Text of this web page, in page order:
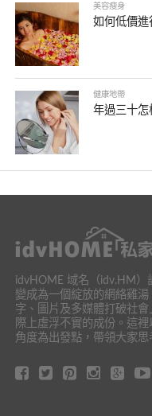
美容瘦身
如何低價進
健康地帶
年過三十怎
idvHOME 域名（idv.HM）
變成為一個綻放的網絡雞
字、圖片及多媒體打破社
際上虛浮不實的成份。這
角度為出發點，帶領大家